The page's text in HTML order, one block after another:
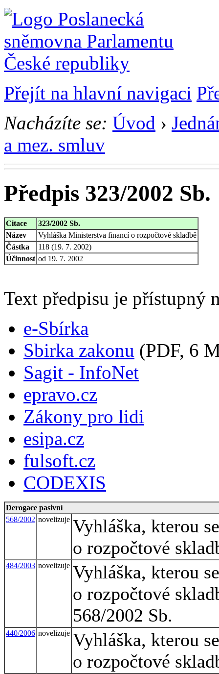
Přejít na hlavní navigaci
Nacházíte se: Úvod ›
a mez. smluv
Předpis 323/2002 Sb.
Citace
323/2002 Sb.
Název
Vyhláška Ministerstva financí o rozpočtové skladbě
Částka
118 (19. 7. 2002)
Účinnost od 19. 7. 2002
Text předpisu je přístupný
e-Sbírka
Sbirka zakonu (PDF, 6
Sagit - InfoNet
epravo.cz
Zákony pro lidi
esipa.cz
fulsoft.cz
CODEXIS
Derogace pasivní
568/2002 novelizuje Vyhláška, kterou
o rozpočtové
484/2003 novelizuje Vyhláška, kterou
o rozpočtové
568/2002 Sb.
440/2006 novelizuje Vyhláška, kterou
o rozpočtové